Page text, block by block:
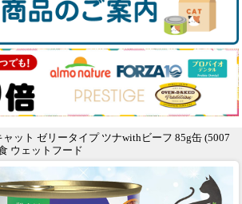
ャット ゼリータイプ ツナwithビーフ 85g缶 (5007
ウェットフード